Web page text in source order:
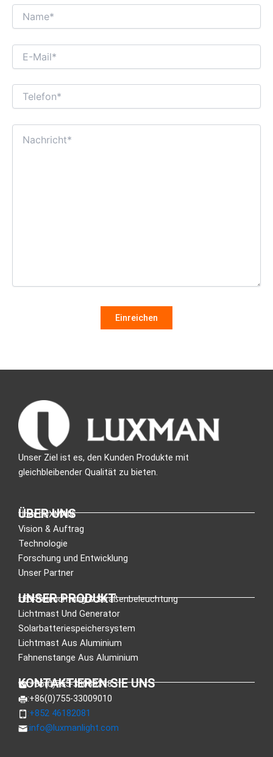
Unser Ziel ist es, den Kunden Produkte mit
gleichbleibender Qualität zu bieten.
ÜBER UNS
Über LUXMAN
Vision & Auftrag
Technologie
Forschung und Entwicklung
Unser Partner
UNSER PRODUKT
LED-Beleuchtung & Straßenbeleuchtung
Lichtmast Und Generator
Solarbatteriespeichersystem
Lichtmast Aus Aluminium
Fahnenstange Aus Aluminium
KONTAKTIEREN SIE UNS
:+86(0)755-33089318
:+86(0)755-33009010
:+852 46182081
:info@luxmanlight.com